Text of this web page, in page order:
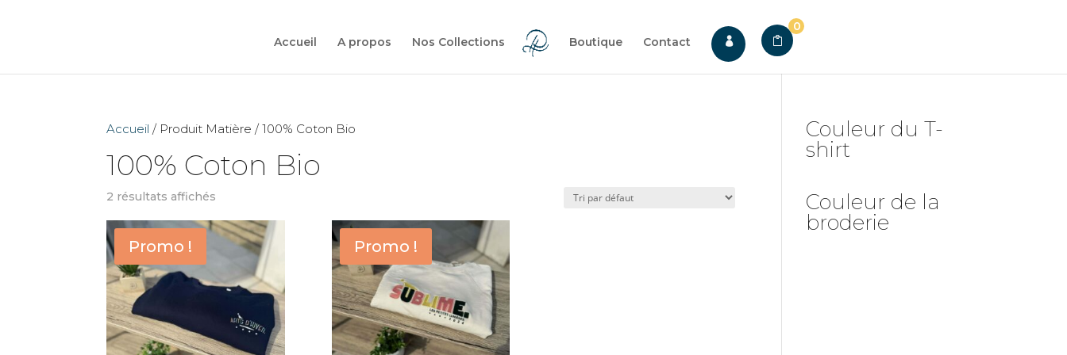
Accueil A propos Nos Collections Boutique Contact 
0
Accueil / Produit Matière / 100% Coton Bio
100% Coton Bio
2 résultats affichés
Promo ! Promo !
Couleur du T-
shirt
Couleur de la
broderie